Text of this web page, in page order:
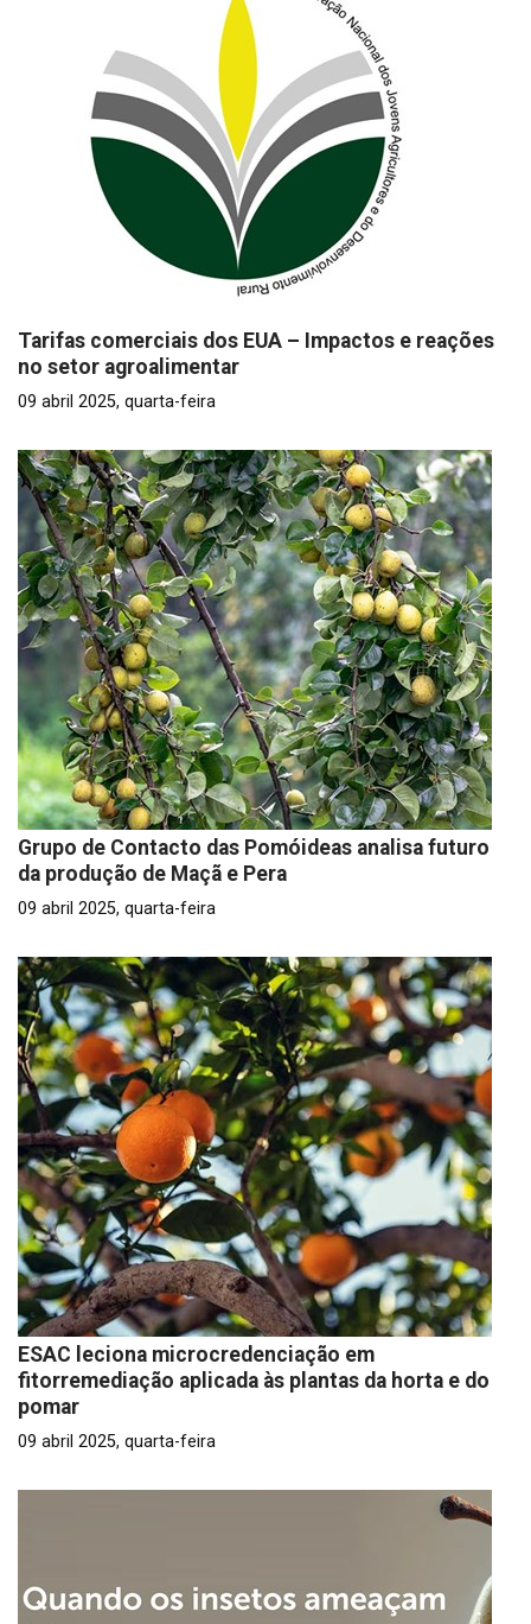
Tarifas comerciais dos EUA – Impactos e reações
no setor agroalimentar
09 abril 2025, quarta-feira
Grupo de Contacto das Pomóideas analisa futuro
da produção de Maçã e Pera
09 abril 2025, quarta-feira
ESAC leciona microcredenciação em
fitorremediação aplicada às plantas da horta e do
pomar
09 abril 2025, quarta-feira